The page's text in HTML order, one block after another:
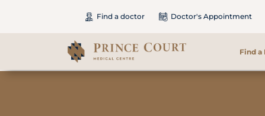
Find a doctor Doctor's Appointment
Find a